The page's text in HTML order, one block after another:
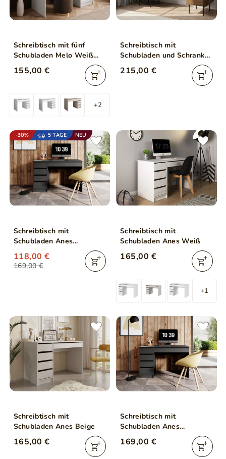
Schreibtisch mit fünf
Schubladen Melo Weiß
Matt
155,00 €
+2
Schreibtisch mit
Schubladen und Schrank
Nussbaum Warmia,
Schwarz
215,00 €
-30% 5 TAGE NEU
Schreibtisch mit
Schubladen Anes
Anthrazit
169,00 €
118,00 €
Schreibtisch mit
Schubladen Anes Weiß
165,00 €
+1
Schreibtisch mit
Schubladen Anes Beige
165,00 €
Schreibtisch mit
Schubladen Anes
Anthrazit
169,00 €